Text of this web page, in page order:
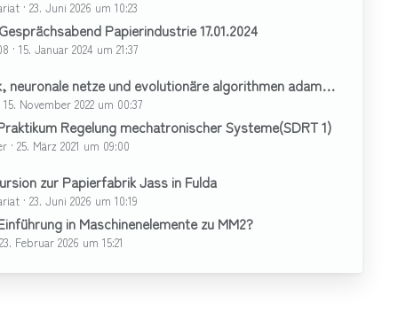
23. Juni 2026 um 10:23
Gesprächsabend Papierindustrie 17.01.2024
15. Januar 2024 um 21:37
netze und evolutionäre algorithmen adamy pdf
15. November 2022 um 00:37
Regelung mechatronischer Systeme(SDRT 1)
25. März 2021 um 09:00
zur Papierfabrik Jass in Fulda
23. Juni 2026 um 10:19
in Maschinenelemente zu MM2?
23. Februar 2026 um 15:21